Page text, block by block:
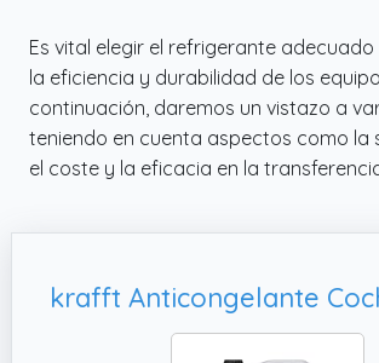
Es vital elegir el refrigerante
la eficiencia y durabilidad de los
continuación, daremos un vistazo a
teniendo en cuenta aspectos como la
el coste y la eficacia en la